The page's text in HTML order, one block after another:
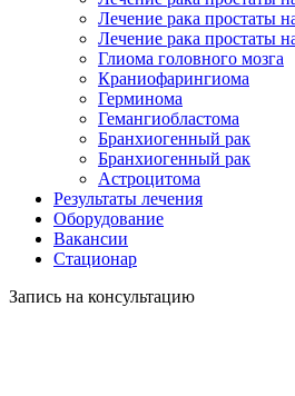
Лечение рака простаты
Лечение рака простаты
Глиома головного мозга
Краниофарингиома
Герминома
Гемангиобластома
Бранхиогенный рак
Бранхиогенный рак
Астроцитома
Результаты лечения
Оборудование
Вакансии
Стационар
Запись на консультацию